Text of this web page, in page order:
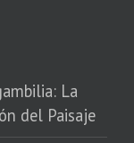
La
del Paisaje